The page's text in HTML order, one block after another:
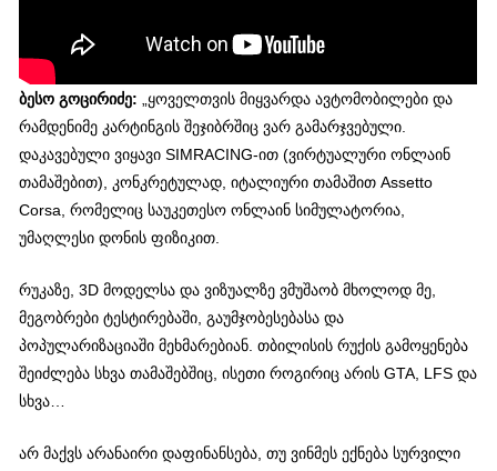
ბესო გოცირიძე: „ყოველთვის მიყვარდა ავტომობილები და
რამდენიმე კარტინგის შეჯიბრშიც ვარ გამარჯვებული.
დაკავებული ვიყავი SIMRACING-ით (ვირტუალური ონლაინ
თამაშებით), კონკრეტულად, იტალიური თამაშით Assetto
Corsa, რომელიც საუკეთესო ონლაინ სიმულატორია,
უმაღლესი დონის ფიზიკით.
რუკაზე, 3D მოდელსა და ვიზუალზე ვმუშაობ მხოლოდ მე,
მეგობრები ტესტირებაში, გაუმჯობესებასა და
პოპულარიზაციაში მეხმარებიან. თბილისის რუქის გამოყენება
შეიძლება სხვა თამაშებშიც, ისეთი როგირიც არის GTA, LFS და
სხვა…
არ მაქვს არანაირი დაფინანსება, თუ ვინმეს ექნება სურვილი